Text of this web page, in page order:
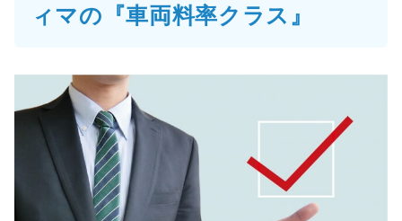
ィマの『車両料率クラス』